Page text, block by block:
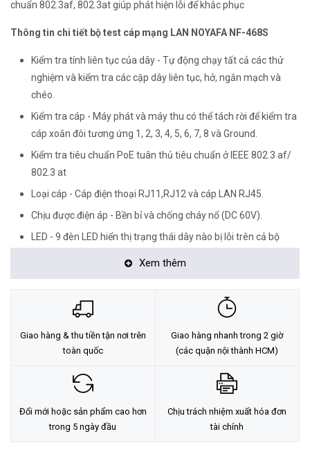
chuẩn 802.3af, 802.3at giúp phát hiện lỗi để khắc phục
Thông tin chi tiết bộ test cáp mạng LAN NOYAFA NF-468S
Kiểm tra tính liên tục của dây - Tự động chạy tất cả các thử
nghiệm và kiểm tra các cặp dây liên tục, hở, ngắn mạch và
chéo.
Kiểm tra cáp - Máy phát và máy thu có thể tách rời để kiểm tra
cáp xoắn đôi tương ứng 1, 2, 3, 4, 5, 6, 7, 8 và Ground.
Kiểm tra tiêu chuẩn PoE tuân thủ tiêu chuẩn ở IEEE 802.3 af/
802.3 at
Loại cáp - Cáp điện thoại RJ11,RJ12 và cáp LAN RJ45.
Chịu được điện áp - Bền bỉ và chống cháy nổ (DC 60V).
LED - 9 đèn LED hiển thị trạng thái dây nào bị lỗi trên cả bộ
Khi pin yếu đèn nguồn sẽ tự động nhấp nháy báo hiệu cần thay
Chứng chỉ - Chứng chỉ CE/ROHS/REACH đã được phê duyệt.
Xem thêm
Giao hàng & thu tiền tận nơi trên
toàn quốc
Giao hàng nhanh trong 2 giờ
(các quận nội thành HCM)
Đổi mới hoặc sản phẩm cao hơn
trong 5 ngày đầu
Chịu trách nhiệm xuất hóa đơn
tài chính